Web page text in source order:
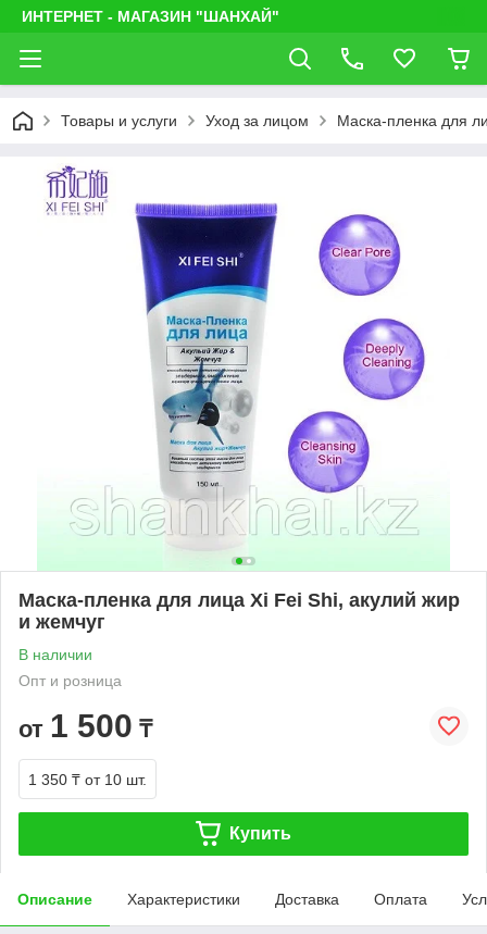
ИНТЕРНЕТ - МАГАЗИН "ШАНХАЙ"
Товары и услуги Уход за лицом Маска-пленка для
Маска-пленка для лица Xi Fei Shi, акулий жир
и жемчуг
В наличии
Опт и розница
от 1 500 ₸
1 350 ₸ от 10 шт.
Купить
Описание Характеристики Доставка Оплата